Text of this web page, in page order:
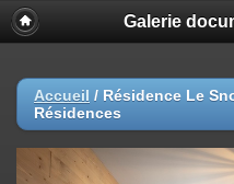
Galerie
Accueil / Résidence Le
Résidences